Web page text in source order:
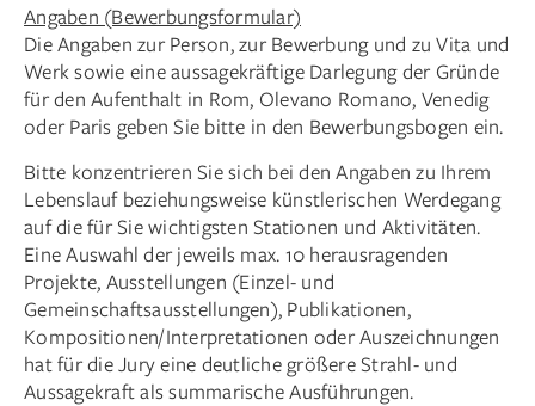
Angaben (Bewerbungsformular)
Die Angaben zur Person, zur Bewerbung und zu Vita und
Werk sowie eine aussagekräftige Darlegung der Gründe
für den Aufenthalt in Rom, Olevano Romano, Venedig
oder Paris geben Sie bitte in den Bewerbungsbogen ein.
Bitte konzentrieren Sie sich bei den Angaben zu Ihrem
Lebenslauf beziehungsweise künstlerischen Werdegang
auf die für Sie wichtigsten Stationen und Aktivitäten.
Eine Auswahl der jeweils max. 10 herausragenden
Projekte, Ausstellungen (Einzel- und
Gemeinschaftsausstellungen), Publikationen,
Kompositionen/Interpretationen oder Auszeichnungen
hat für die Jury eine deutliche größere Strahl- und
Aussagekraft als summarische Ausführungen.